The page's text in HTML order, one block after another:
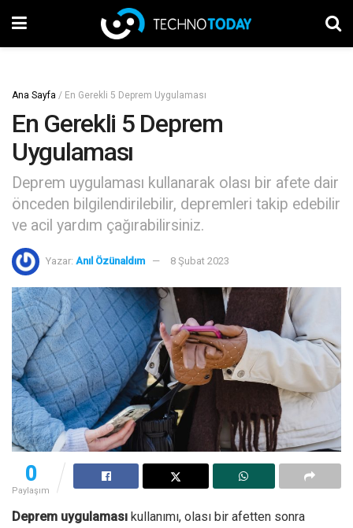
Ana Sayfa / En Gerekli 5 Deprem Uygulaması
En Gerekli 5 Deprem
Uygulaması
Deprem uygulaması kullanarak olası bir afete dair
önceden bilgilendirilebilir, depremleri takip edebilir
ve acil yardım çağırabilirsiniz.
Yazar: Anıl Özünaldım 8 Şubat 2023
0
Paylaşım
Deprem uygulaması kullanımı, olası bir afetten sonra